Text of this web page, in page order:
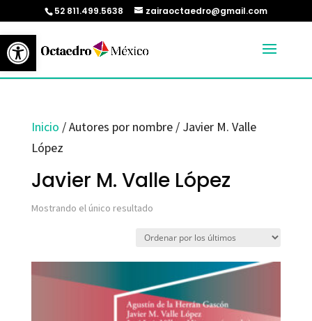
Abrir barra de herramientas
52 811.499.5638 zairaoctaedro@gmail.com
Inicio / Autores por nombre / Javier M. Valle
López
Javier M. Valle López
Mostrando el único resultado